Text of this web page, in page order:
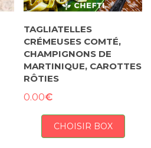
TAGLIATELLES
CRÉMEUSES COMTÉ,
CHAMPIGNONS DE
MARTINIQUE, CAROTTES
RÔTIES
0.00€
CHOISIR BOX